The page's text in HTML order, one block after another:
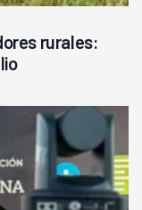
rurales: